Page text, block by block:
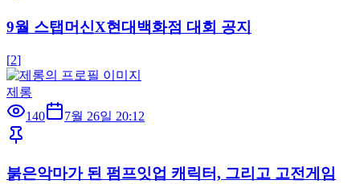
9월 스탭머신X현대백화점 대회 공지
[2]
제롱
140
7월 26일 20:12
붉은악마가 된 펌프잇업 캐릭터, 그리고 고전게임